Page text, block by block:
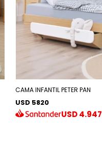
CAMA INFANTIL PETER PAN
USD 5820
USD4.947